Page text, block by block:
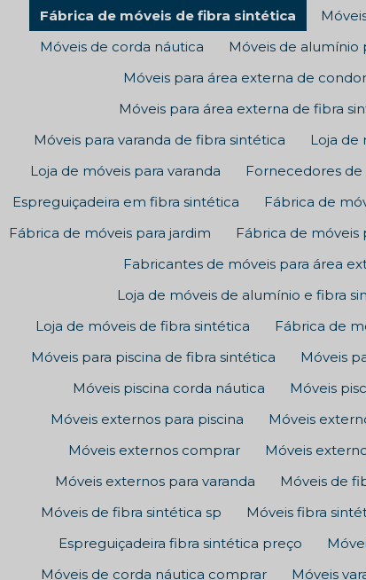
Fábrica de móveis de fibra sintética
Móveis de corda náutica
Móveis de alumínio
Móveis para área externa de
Móveis para área externa de fibra
Móveis para varanda de fibra sintética
Loja de
Loja de móveis para varanda
Fornecedores
Espreguiçadeira em fibra sintética
Fábrica de
Fábrica de móveis para jardim
Fábrica de móveis
Fabricantes de móveis para área
Loja de móveis de alumínio e fibra
Loja de móveis de fibra sintética
Fábrica de
Móveis para piscina de fibra sintética
Móveis
Móveis piscina corda náutica
Móveis
Móveis externos para piscina
Móveis
Móveis externos comprar
Móveis
Móveis externos para varanda
Móveis de
Móveis de fibra sintética sp
Móveis fibra
Espreguiçadeira fibra sintética preço
Móveis de corda náutica comprar
Móveis